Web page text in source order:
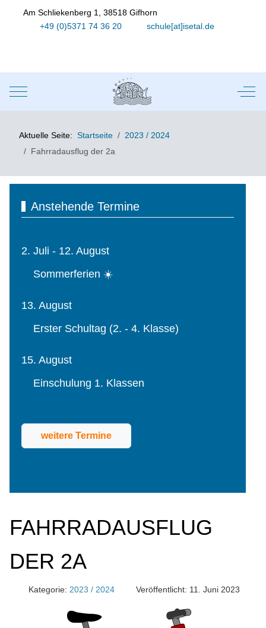
Am Schliekenberg 1, 38518 Gifhorn
+49 (0)5371 74 36 20
schule[at]isetal.de
Mobile Menu Toggle Off-
Aktuelle Seite:Startseite
2023 / 2024
Fahrradausflug der 2a
Anstehende Termine
2. Juli - 12. August
Sommerferien ☀️
13. August
Erster Schultag (2. - 4. Klasse)
15. August
Einschulung 1. Klassen
weitere Termine
FAHRRADAUSFLUG
DER 2A
Kategorie:2023 / 2024 Veröffentlicht: 11. Juni 2023